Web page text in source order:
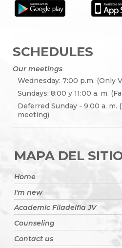
SCHEDULES
Our meetings
Wednesday: 7:00 p.m. (Only
Sundays: 8:00 y 11:00 a. m.
Deferred Sunday - 9:00 a. m.
meeting)
MAPA DEL
Home
I'm new
Academic Filadelfia JV
Counseling
Contact us